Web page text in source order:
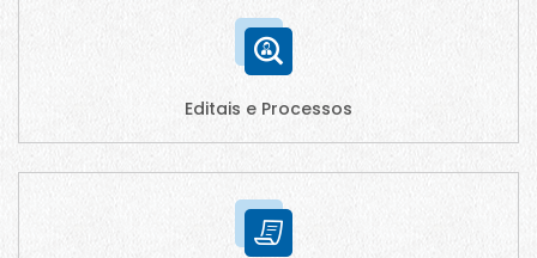
Editais e Processos